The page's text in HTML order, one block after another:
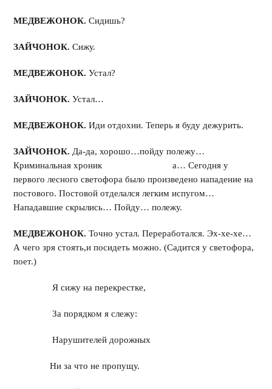
МЕДВЕЖОНОК.Сидишь?
ЗАЙЧОНОК.Сижу.
МЕДВЕЖОНОК. Устал?
ЗАЙЧОНОК. Устал…
МЕДВЕЖОНОК.Иди отдохни. Теперь я буду дежурить.
ЗАЙЧОНОК. Да-да, хорошо…пойду полежу…
Криминальная хроник а… Сегодня у
первого лесного светофора было произведено нападение на
постового. Постовой отделался легким испугом…
Нападавшие скрылись… Пойду… полежу.
МЕДВЕЖОНОК. Точно устал. Переработался. Эх-хе-хе…
А чего зря стоять,и посидеть можно. (Садится у светофора,
поет.)
Я сижу на перекрестке,
За порядком я слежу:
Нарушителей дорожных
Ни за что не пропущу.